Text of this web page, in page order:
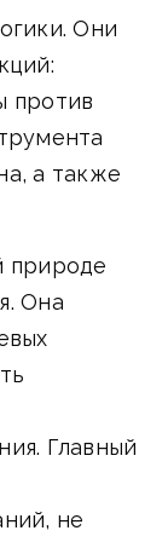
Они
против
а также
природе
Она
Главный
не